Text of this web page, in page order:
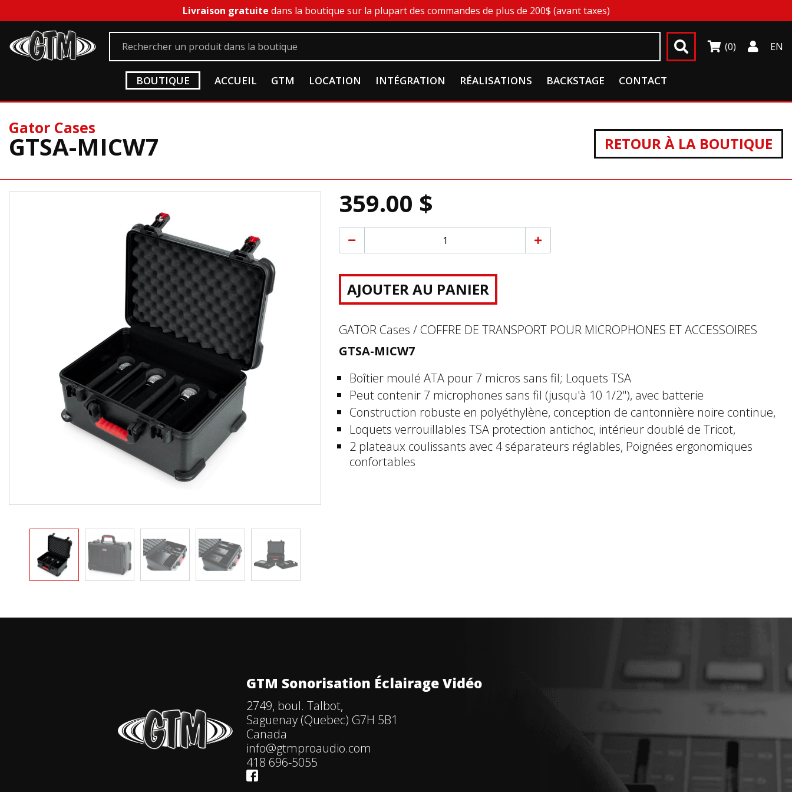
Livraison gratuite dans la boutique sur la plupart des commandes de plus de 200$ (avant taxes)
(0) EN
BOUTIQUE ACCUEIL GTM LOCATION INTÉGRATION RÉALISATIONS BACKSTAGE CONTACT
Gator Cases
GTSA-MICW7 RETOUR À LA BOUTIQUE
359.00 $
AJOUTER AU PANIER
GATOR Cases / COFFRE DE TRANSPORT POUR MICROPHONES ET ACCESSOIRES
GTSA-MICW7
Boîtier moulé ATA pour 7 micros sans fil; Loquets TSA
Peut contenir 7 microphones sans fil (jusqu'à 10 1/2"), avec batterie
Construction robuste en polyéthylène, conception de cantonnière noire continue,
Loquets verrouillables TSA protection antichoc, intérieur doublé de Tricot,
2 plateaux coulissants avec 4 séparateurs réglables, Poignées ergonomiques
confortables
GTM Sonorisation Éclairage Vidéo
2749, boul. Talbot,
Saguenay (Quebec) G7H 5B1
Canada
info@gtmproaudio.com
418 696-5055